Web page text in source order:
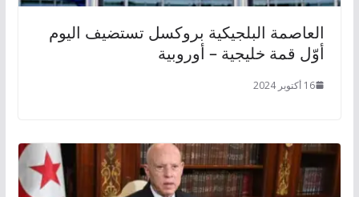
العاصمة البلجيكية بروكسل تستضيف اليوم
أوّل قمة خليجية – أوروبية
16 أكتوبر 2024